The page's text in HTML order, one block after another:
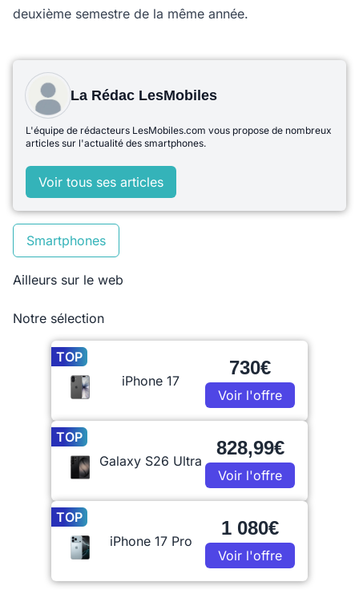
deuxième semestre de la même année.
La Rédac LesMobiles
L'équipe de rédacteurs LesMobiles.com vous propose de nombreux
articles sur l'actualité des smartphones.
Voir tous ses articles
Smartphones
Ailleurs sur le web
Notre sélection
TOP
iPhone 17
730€
Voir l'offre
TOP
Galaxy S26 Ultra
828,99€
Voir l'offre
TOP
iPhone 17 Pro
1 080€
Voir l'offre